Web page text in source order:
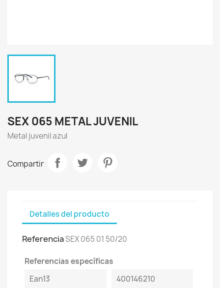
SEX 065 METAL JUVENIL
Metal juvenil azul
Compartir
Detalles del producto
ReferenciaSEX 065 01 50/20
Referencias específicas
Ean13
400146210